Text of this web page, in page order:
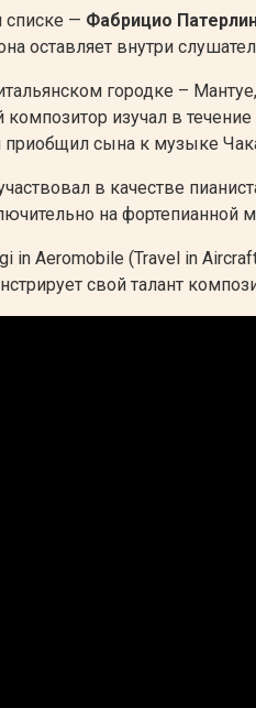
списке — Фабрицио
оставляет внутри
городке –
изучал в
сына к музыке
в качестве
на фортепианной
Aeromobile (Travel in
свой талант